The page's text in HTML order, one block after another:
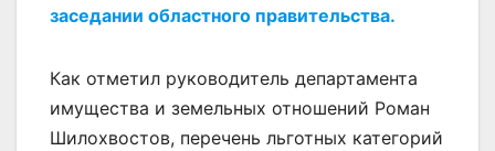
заседании областного правительства.
Как отметил руководитель департамента
имущества и земельных отношений Роман
Шилохвостов, перечень льготных категорий